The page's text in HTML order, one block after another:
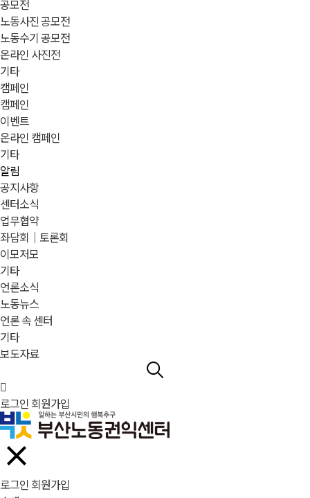
공모전
노동사진 공모전
노동수기 공모전
온라인 사진전
기타
캠페인
캠페인
이벤트
온라인 캠페인
기타
알림
공지사항
센터소식
업무협약
좌담회｜토론회
이모저모
기타
언론소식
노동뉴스
언론 속 센터
기타
보도자료
로그인 회원가입
로그인 회원가입